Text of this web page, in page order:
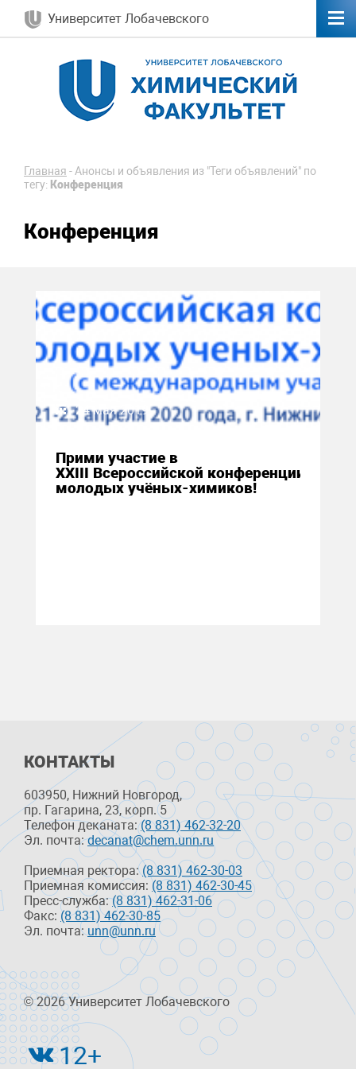
Университет Лобачевского
Главная -Анонсы и объявления из "Теги объявлений" по
тегу: Конференция
Конференция
24 мая 2019
Прими участие в
XXIII Всероссийской конференции
молодых учёных-химиков!
КОНТАКТЫ
603950, Нижний Новгород,
пр. Гагарина, 23, корп. 5
Телефон деканата:(8 831) 462-32-20
Эл. почта:decanat@chem.unn.ru
Приемная ректора:(8 831) 462-30-03
Приемная комиссия: (8 831) 462-30-45
Пресс-служба:(8 831) 462-31-06
Факс: (8 831) 462-30-85
Эл. почта:unn@unn.ru
© 2026 Университет Лобачевского
12+